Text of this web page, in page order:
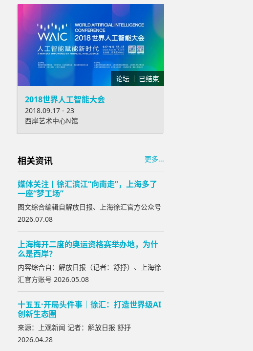
论坛 已结束
2018世界人工智能大会
2018.09.17 - 23
西岸艺术中心N馆
相关资讯 更多...
媒体关注丨徐汇滨江“向南走”，上海多了
一座“梦工场”
图文综合编辑自解放日报、上海徐汇官方公众号
2026.07.08
上海梅开二度的奥运资格赛举办地，为什
么是西岸？
内容综合自：解放日报（记者：舒抒）、上海徐
汇官方账号 2026.05.08
十五五·开局头件事｜徐汇：打造世界级AI
创新生态圈
来源：上观新闻 记者：解放日报 舒抒
2026.04.28